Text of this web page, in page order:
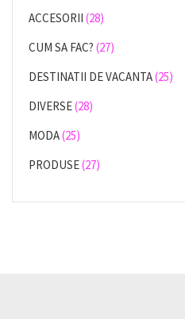
ACCESORII (28)
CUM SA FAC? (27)
DESTINATII DE VACANTA(25)
DIVERSE(28)
MODA(25)
PRODUSE(27)